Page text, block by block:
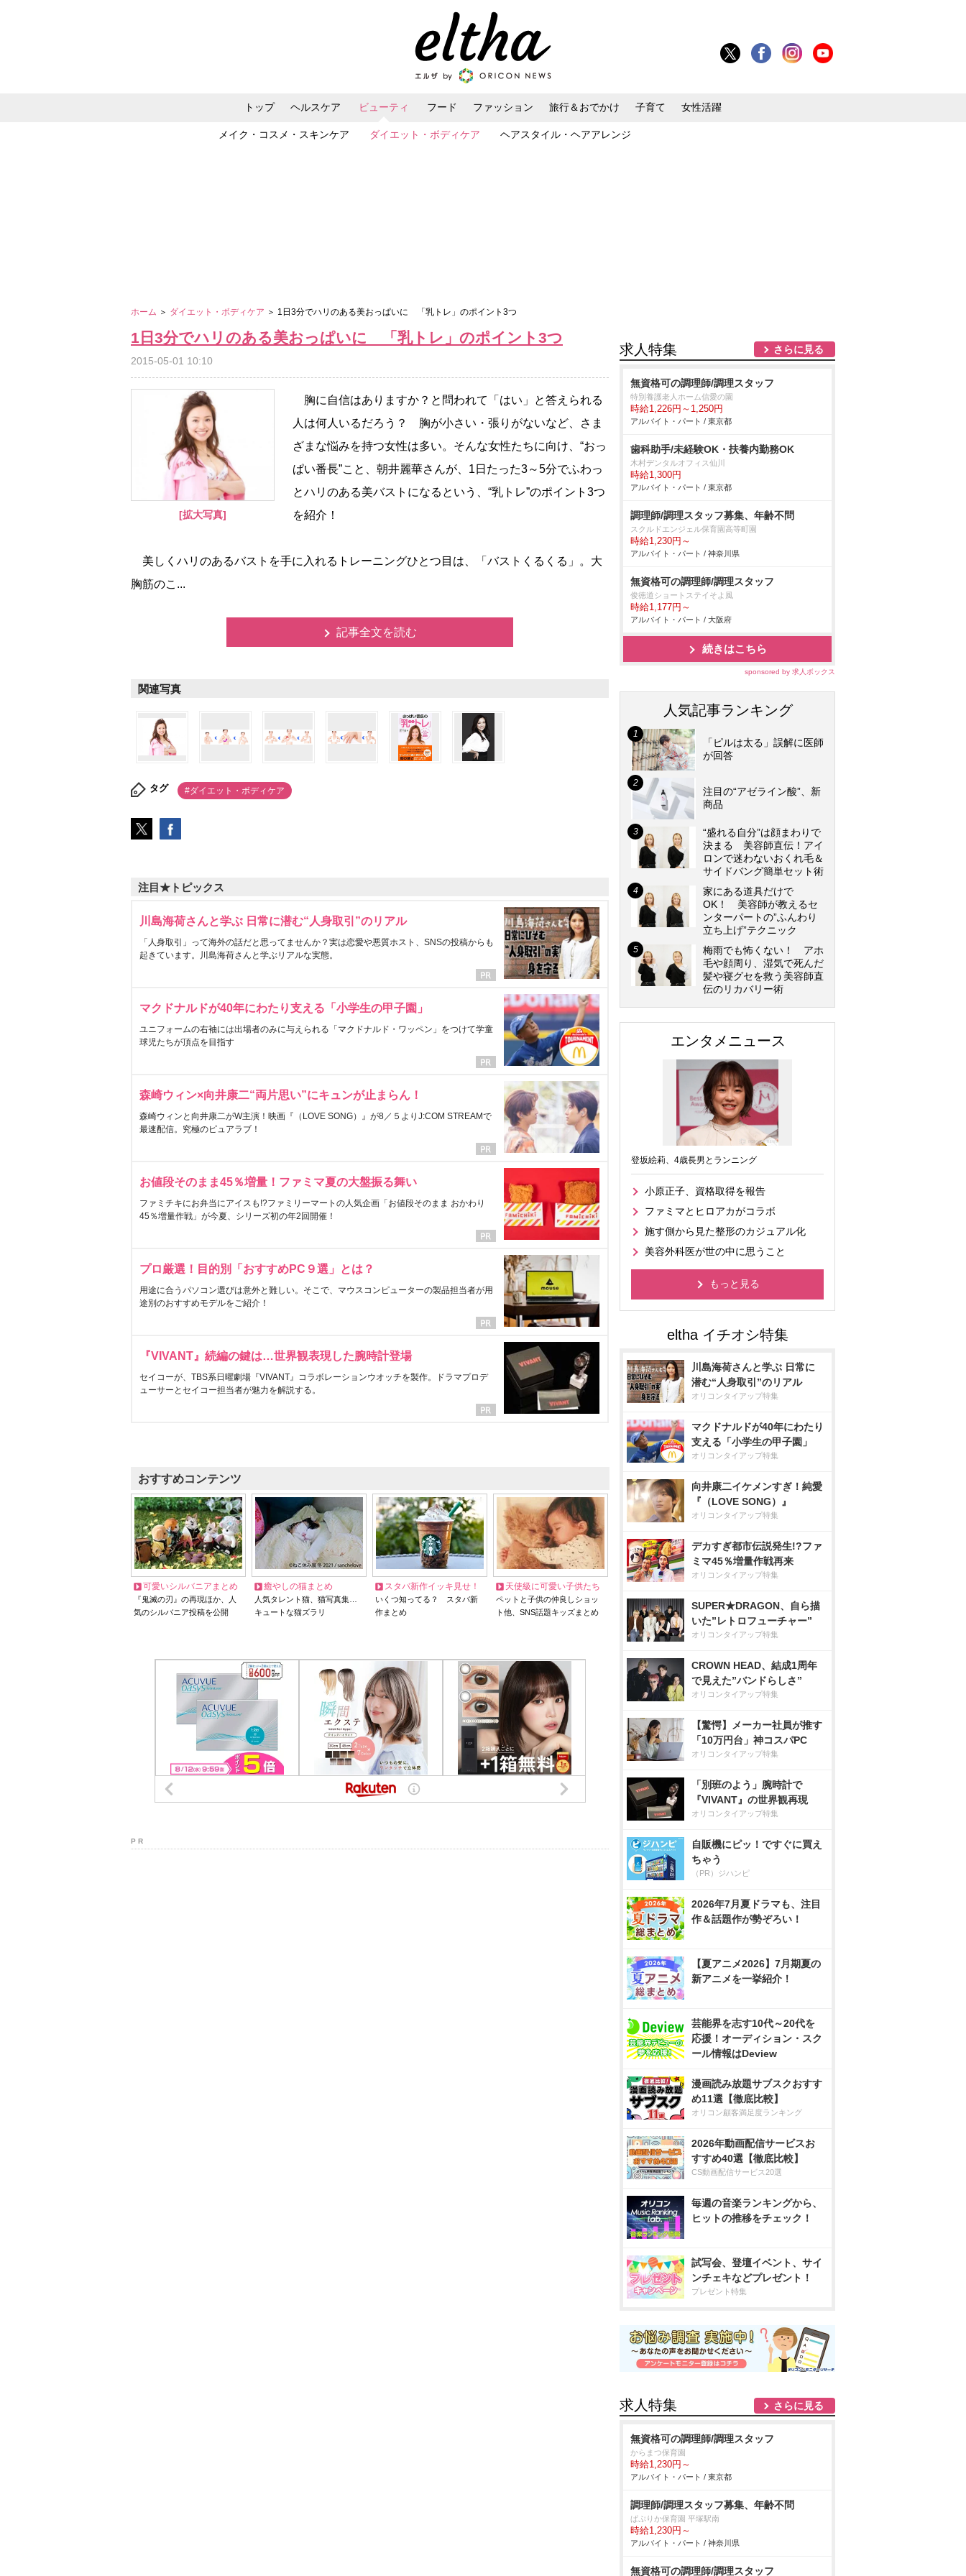
トップ ヘルスケア ビューティ
メイク・コスメ・スキンケア ダイエット・ボディケア ヘアスタイル・ヘアアレンジ
フード ファッション 旅行＆おでかけ 子育て 女性活躍
ホーム ＞ ダイエット・ボディケア ＞ 1日3分でハリのある美おっぱいに 「乳トレ」のポイント3つ
1日3分でハリのある美おっぱいに 「乳トレ」のポイント3つ
2015-05-01 10:10
[拡大写真]
胸に自信はありますか？と問われて「はい」と答えられる
人は何人いるだろう？ 胸が小さい・張りがないなど、さま
ざまな悩みを持つ女性は多い。そんな女性たちに向け、“おっ
ぱい番長”こと、朝井麗華さんが、1日たった3～5分でふわっ
とハリのある美バストになるという、“乳トレ”のポイント3つ
を紹介！
美しくハリのあるバストを手に入れるトレーニングひとつ目は、「バストくるくる」。大
胸筋のこ...
記事全文を読む
関連写真
タグ #ダイエット・ボディケア
注目★トピックス
川島海荷さんと学ぶ 日常に潜む“人身取引”のリアル
「人身取引」って海外の話だと思ってませんか？実は恋愛や悪質ホスト、SNSの投稿からも
起きています。川島海荷さんと学ぶリアルな実態。
マクドナルドが40年にわたり支える「小学生の甲子園」
ユニフォームの右袖には出場者のみに与えられる「マクドナルド・ワッペン」をつけて学童
球児たちが頂点を目指す
森崎ウィン×向井康二“両片思い”にキュンが止まらん！
森崎ウィンと向井康二がW主演！映画『（LOVE SONG）』が8／５よりJ:COM STREAMで
最速配信。究極のピュアラブ！
お値段そのまま45％増量！ファミマ夏の大盤振る舞い
ファミチキにお弁当にアイスも!?ファミリーマートの人気企画「お値段そのまま おかわり
45％増量作戦」が今夏、シリーズ初の年2回開催！
プロ厳選！目的別「おすすめPC９選」とは？
用途に合うパソコン選びは意外と難しい。そこで、マウスコンピューターの製品担当者が用
途別のおすすめモデルをご紹介！
『VIVANT』続編の鍵は…世界観表現した腕時計登場
セイコーが、TBS系日曜劇場『VIVANT』コラボレーションウオッチを製作。ドラマプロデ
ューサーとセイコー担当者が魅力を解説する。
おすすめコンテンツ
可愛いシルバニアまとめ
『鬼滅の刃』の再現ほか、人
気のシルバニア投稿を公開
癒やしの猫まとめ
人気タレント猫、猫写真集…
キュートな猫ズラリ
スタバ新作イッキ見せ！
いくつ知ってる？ スタバ新
作まとめ
天使級に可愛い子供たち
ペットと子供の仲良しショッ
ト他、SNS話題キッズまとめ
P R
求人特集 さらに見る
無資格可の調理師/調理スタッフ
特別養護老人ホーム信愛の園
時給1,226円～1,250円
アルバイト・パート / 東京都
歯科助手/未経験OK・扶養内勤務OK
木村デンタルオフィス仙川
時給1,300円
アルバイト・パート / 東京都
調理師/調理スタッフ募集、年齢不問
スクルドエンジェル保育園高等町園
時給1,230円～
アルバイト・パート / 神奈川県
無資格可の調理師/調理スタッフ
俊徳道ショートステイそよ風
時給1,177円～
アルバイト・パート / 大阪府
続きはこちら
sponsored by 求人ボックス
人気記事ランキング
「ピルは太る」誤解に医師
が回答
注目の“アゼライン酸”、新
商品
“盛れる自分”は顔まわりで
決まる 美容師直伝！アイ
ロンで迷わないおくれ毛＆
サイドバング簡単セット術
家にある道具だけで
OK！ 美容師が教えるセ
ンターパートの”ふんわり
立ち上げ”テクニック
梅雨でも怖くない！ アホ
毛や顔周り、湿気で死んだ
髪や寝グセを救う美容師直
伝のリカバリー術
エンタメニュース
登坂絵莉、4歳長男とランニング
小原正子、資格取得を報告
ファミマとヒロアカがコラボ
施す側から見た整形のカジュアル化
美容外科医が世の中に思うこと
もっと見る
川島海荷さんと学ぶ 日常に
潜む“人身取引”のリアル
オリコンタイアップ特集
マクドナルドが40年にわたり
支える「小学生の甲子園」
オリコンタイアップ特集
向井康二イケメンすぎ！純愛
『（LOVE SONG）』
オリコンタイアップ特集
デカすぎ都市伝説発生!?ファ
ミマ45％増量作戦再来
オリコンタイアップ特集
SUPER★DRAGON、自ら描
いた”レトロフューチャー”
オリコンタイアップ特集
CROWN HEAD、結成1周年
で見えた”バンドらしさ”
オリコンタイアップ特集
【驚愕】メーカー社員が推す
「10万円台」神コスパPC
オリコンタイアップ特集
「別班のよう」腕時計で
『VIVANT』の世界観再現
オリコンタイアップ特集
自販機にピッ！ですぐに買え
ちゃう
（PR）ジハンピ
2026年7月夏ドラマも、注目
作＆話題作が勢ぞろい！
【夏アニメ2026】7月期夏の
新アニメを一挙紹介！
芸能界を志す10代～20代を
応援！オーディション・スク
ール情報はDeview
漫画読み放題サブスクおすす
め11選【徹底比較】
オリコン顧客満足度ランキング
2026年動画配信サービスお
すすめ40選【徹底比較】
CS動画配信サービス20選
毎週の音楽ランキングから、
ヒットの推移をチェック！
試写会、登壇イベント、サイ
ンチェキなどプレゼント！
プレゼント特集
求人特集 さらに見る
無資格可の調理師/調理スタッフ
からまつ保育園
時給1,230円～
アルバイト・パート / 東京都
調理師/調理スタッフ募集、年齢不問
ぱぷりか保育園 平塚駅南
時給1,230円～
アルバイト・パート / 神奈川県
無資格可の調理師/調理スタッフ